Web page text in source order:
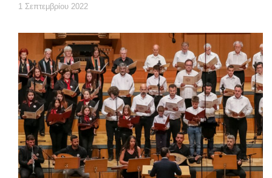
1 Σεπτεμβρίου 2022